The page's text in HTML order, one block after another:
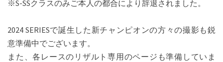
※S-SSクラスのみご本人の都合により辞退されました。
2024 SERIESで誕生した新チャンピオンの方々の撮影も鋭
意準備中でございます。
また、各レースのリザルト専用のページも準備していま